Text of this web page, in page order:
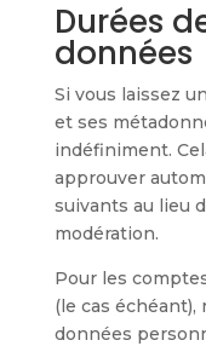
Durées
données
Si vous laissez
et ses
indéfiniment.
approuver
suivants au lieu
modération.
Pour les
(le cas
données